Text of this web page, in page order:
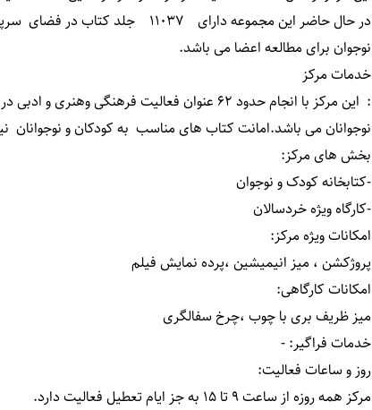
نوجوان برای مطالعه اعضا می باشد.
خدمات مرکز
:
این مرکز با انجام حدود 62 عنوان فعالیت
نوجوانان می باشد.امانت کتاب های مناسب به کودکان و
بخش های مرکز:
-کتابخانه کودک و نوجوان
-کارگاه ویژه خردسالان
امکانات ویژه مرکز:
پروژکشن ، میز انیمیشین ،پرده نمایش فیلم
امکانات کارگاهی:
میز ظریف بری با چوب ،چرخ سفالگری
خدمات فراگیر:
-
روز و ساعات فعالیت:
مرکز همه روزه از ساعت 9 تا 15 به جز ایام تعطیل فعالیت دارد.